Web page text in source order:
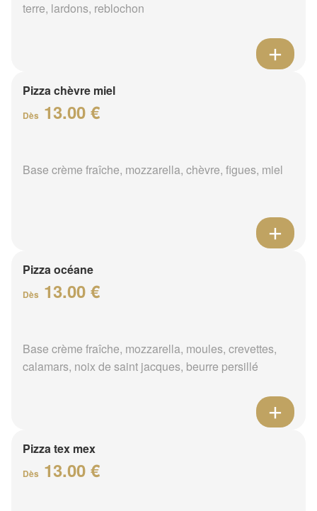
terre, lardons, reblochon
Pizza chèvre miel
Dès 13.00 €
Base crème fraîche, mozzarella, chèvre, figues, miel
Pizza océane
Dès 13.00 €
Base crème fraîche, mozzarella, moules, crevettes,
calamars, noix de saint jacques, beurre persillé
Pizza tex mex
Dès 13.00 €